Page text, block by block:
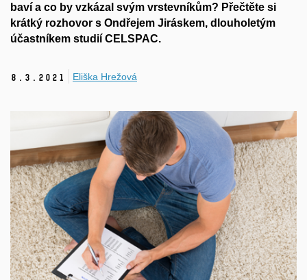
baví a co by vzkázal svým vrstevníkům? Přečtěte si
krátký rozhovor s Ondřejem Jiráskem, dlouholetým
účastníkem studií CELSPAC.
8. 3. 2021 Eliška Hrežová